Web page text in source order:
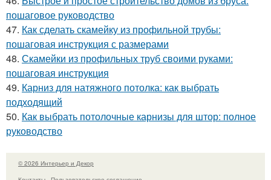
пошаговое руководство
47. Как сделать скамейку из профильной трубы:
пошаговая инструкция с размерами
48. Скамейки из профильных труб своими руками:
пошаговая инструкция
49. Карниз для натяжного потолка: как выбрать
подходящий
50. Как выбрать потолочные карнизы для штор: полное
руководство
© 2026 Интерьер и Декор